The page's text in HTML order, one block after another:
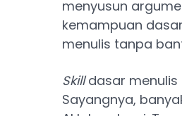
menyusun
kemampuan
menulis tanpa
Skilldasar menulis
Sayangnya,